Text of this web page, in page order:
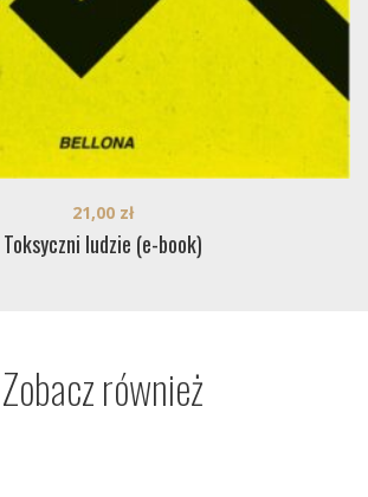
Toksyczni ludzie (e-book)
21,00 zł
Zobacz również